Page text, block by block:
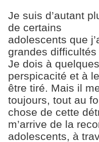
Je suis d’autant
de certains
adolescents que
grandes
Je dois à
perspicacité et à
être tiré. Mais il
toujours, tout au
chose de cette
m’arrive de la
adolescents, à